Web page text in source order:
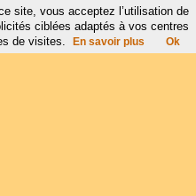
site, vous acceptez l’utilisation de
ciblées adaptés à vos centres
de visites.
En savoir plus Ok